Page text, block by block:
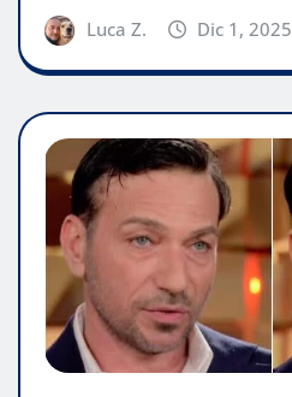
Luca Z. Dic 1, 2025